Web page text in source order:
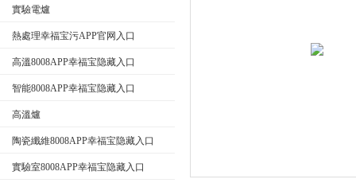
實驗電爐
熱處理幸福宝污APP官网入口
高溫8008APP幸福宝隐藏入口
智能8008APP幸福宝隐藏入口
高溫爐
陶瓷纖維8008APP幸福宝隐藏入口
實驗室8008APP幸福宝隐藏入口